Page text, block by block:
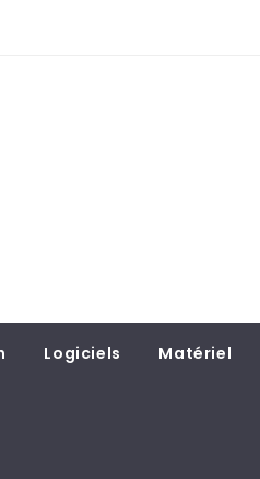
Logiciels Matériel